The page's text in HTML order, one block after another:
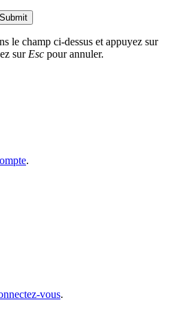
Submit
le champ ci-dessus et appuyez sur
sur Esc pour annuler.
.
vous.